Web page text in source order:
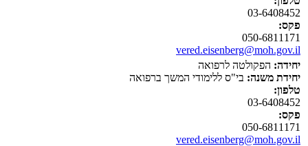
03-6408452
פקס:
050-6811171
vered.eisenberg@moh.gov.il
יחידה: הפקולטה לרפואה
יחידת משנה: בי"ס ללימודי המשך ברפואה
טלפון:
03-6408452
פקס:
050-6811171
vered.eisenberg@moh.gov.il